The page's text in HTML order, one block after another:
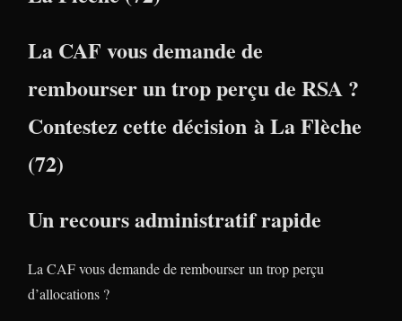
La CAF vous demande de
rembourser un trop perçu de RSA ?
Contestez cette décision à La Flèche
(72)
Un recours administratif rapide
La CAF vous demande de rembourser un trop perçu
d’allocations ?